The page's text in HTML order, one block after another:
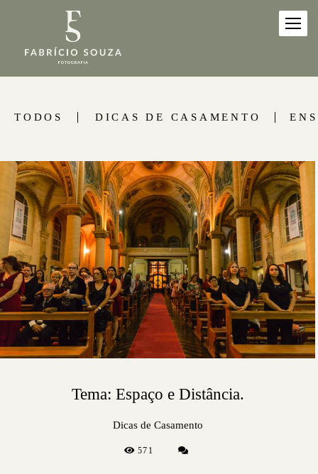
TODOS DICAS DE CASAMENTO
Tema: Espaço e Distância.
Dicas de Casamento
571